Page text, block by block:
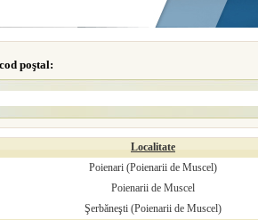
poştal:
Localitate
Poienari (Poienarii de Muscel)
Poienarii de Muscel
Şerbăneşti (Poienarii de Muscel)